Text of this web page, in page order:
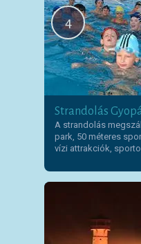
4
Strandolás
A strandolás
park, 50 méteres
vízi attrakciók,